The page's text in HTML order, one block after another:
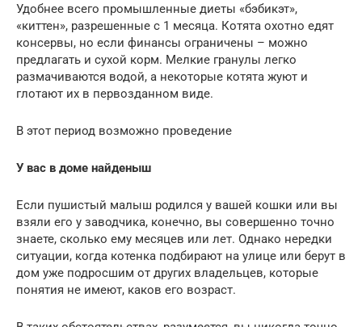
Удобнее всего промышленные диеты «бэбикэт»,
«киттен», разрешенные с 1 месяца. Котята охотно едят
консервы, но если финансы ограничены – можно
предлагать и сухой корм. Мелкие гранулы легко
размачиваются водой, а некоторые котята жуют и
глотают их в первозданном виде.
В этот период возможно проведение
У вас в доме найденыш
Если пушистый малыш родился у вашей кошки или вы
взяли его у заводчика, конечно, вы совершенно точно
знаете, сколько ему месяцев или лет. Однако нередки
ситуации, когда котенка подбирают на улице или берут в
дом уже подросшим от других владельцев, которые
понятия не имеют, каков его возраст.